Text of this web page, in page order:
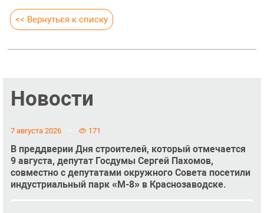
<< Вернуться к списку
Новости
7 августа 2026 171
В преддверии Дня строителей, который отмечается
9 августа, депутат Госдумы Сергей Пахомов,
совместно с депутатами окружного Совета посетили
индустриальный парк «М-8» в Краснозаводске.